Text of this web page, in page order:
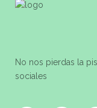
No nos pierdas la
sociales